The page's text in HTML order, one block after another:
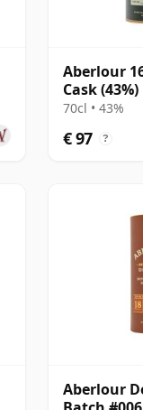
Aberlour
Cask (43%)
70cl • 43%
€ 97 ?
Aberlour